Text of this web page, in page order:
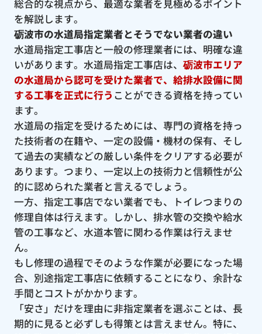
総合的な視点から、最適な業者を見極めるポイント
を解説します。
砺波市の水道局指定業者とそうでない業者の違い
水道局指定工事店と一般の修理業者には、明確な違
いがあります。水道局指定工事店は、 砺波市エリア
の水道局から認可を受けた業者で、給排水設備に関
する工事を正式に行う ことができる資格を持ってい
ます。
水道局の指定を受けるためには、専門の資格を持っ
た技術者の在籍や、一定の設備・機材の保有、そし
て過去の実績などの厳しい条件をクリアする必要が
あります。つまり、一定以上の技術力と信頼性が公
的に認められた業者と言えるでしょう。
一方、指定工事店でない業者でも、トイレつまりの
修理自体は行えます。しかし、排水管の交換や給水
管の工事など、水道本管に関わる作業は行えませ
ん。
もし修理の過程でそのような作業が必要になった場
合、別途指定工事店に依頼することになり、余計な
手間とコストがかかります。
「安さ」だけを理由に非指定業者を選ぶことは、長
期的に見ると必ずしも得策とは言えません。特に、